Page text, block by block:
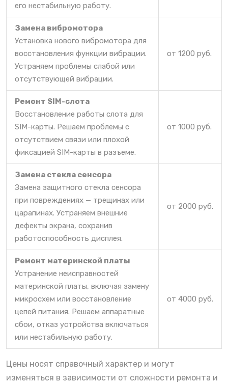
его нестабильную работу.
Замена вибромотора
Установка нового вибромотора для
восстановления функции вибрации.
Устраняем проблемы слабой или
отсутствующей вибрации.
от 1200 руб.
Ремонт SIM-слота
Восстановление работы слота для
SIM-карты. Решаем проблемы с
отсутствием связи или плохой
фиксацией SIM-карты в разъеме.
от 1000 руб.
Замена стекла сенсора
Замена защитного стекла сенсора
при повреждениях — трещинах или
царапинах. Устраняем внешние
дефекты экрана, сохранив
работоспособность дисплея.
от 2000 руб.
Ремонт материнской платы
Устранение неисправностей
материнской платы, включая замену
микросхем или восстановление
цепей питания. Решаем аппаратные
сбои, отказ устройства включаться
или нестабильную работу.
от 4000 руб.
Цены носят справочный характер и могут
изменяться в зависимости от сложности ремонта и